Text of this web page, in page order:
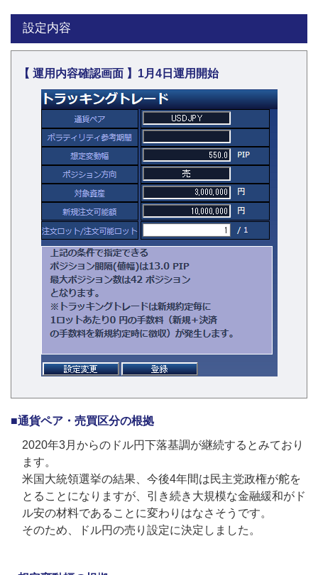
設定内容
【 運用内容確認画面 】1月4日運用開始
■通貨ペア・売買区分の根拠
2020年3月からのドル円下落基調が継続するとみており
ます。
米国大統領選挙の結果、今後4年間は民主党政権が舵を
とることになりますが、引き続き大規模な金融緩和がド
ル安の材料であることに変わりはなさそうです。
そのため、ドル円の売り設定に決定しました。